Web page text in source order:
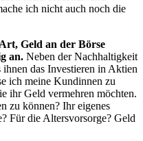
ich nicht auch noch die
Geld an der Börse
an. Neben der Nachhaltigkeit
das Investieren in Aktien
ich meine Kundinnen zu
ihr Geld vermehren möchten.
zu können? Ihr eigenes
Für die Altersvorsorge? Geld